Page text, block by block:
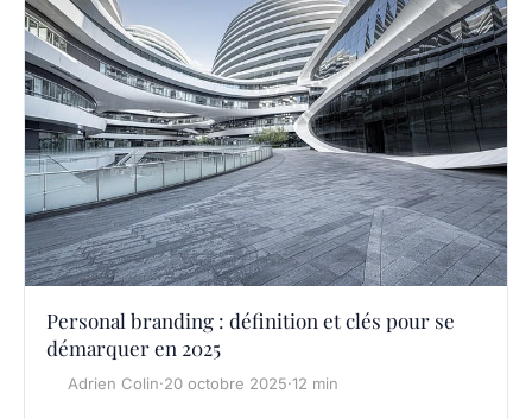
Personal branding : définition et clés pour se
démarquer en 2025
Adrien Colin·20 octobre 2025·12 min